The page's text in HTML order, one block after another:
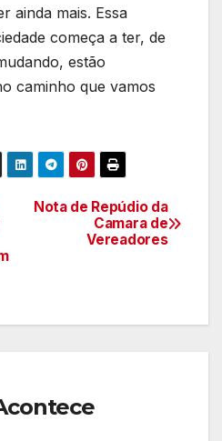
ainda mais. Essa
começa a ter, de
estão
caminho que vamos
Nota de Repúdio da
Camara de
Vereadores